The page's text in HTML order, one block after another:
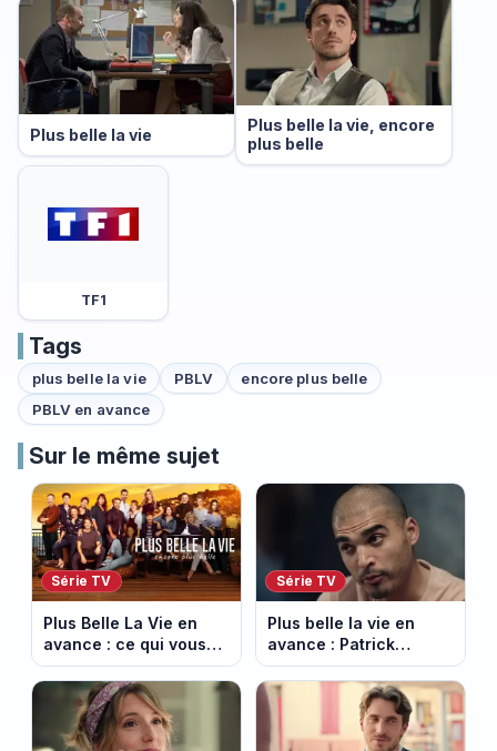
Plus belle la vie
Plus belle la vie, encore
plus belle
TF1
Tags
plus belle la vie PBLV
encore plus belle
PBLV en avance
Sur le même sujet
Série TV
Plus Belle La Vie en
avance : ce qui vous
attend la semaine du
10 au 14 août 2026
(spoiler)
Série TV
Plus belle la vie en
avance : Patrick
Nebout est-il mort ?
Episode du 10 août
2026 (spoiler)